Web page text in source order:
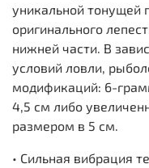
уникальной тонущей
оригинального
нижней части. В
условий ловли,
модификаций: 6-
4,5 см либо
размером в 5 см.
• Сильная вибрация